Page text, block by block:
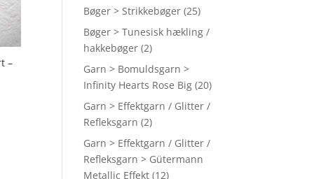
–
Bøger > Strikkebøger (25)
Bøger > Tunesisk hækling /
hakkebøger (2)
Garn > Bomuldsgarn >
Infinity Hearts Rose Big (20)
Garn > Effektgarn / Glitter /
Refleksgarn (2)
Garn > Effektgarn / Glitter /
Refleksgarn > Gütermann
Metallic Effekt (12)